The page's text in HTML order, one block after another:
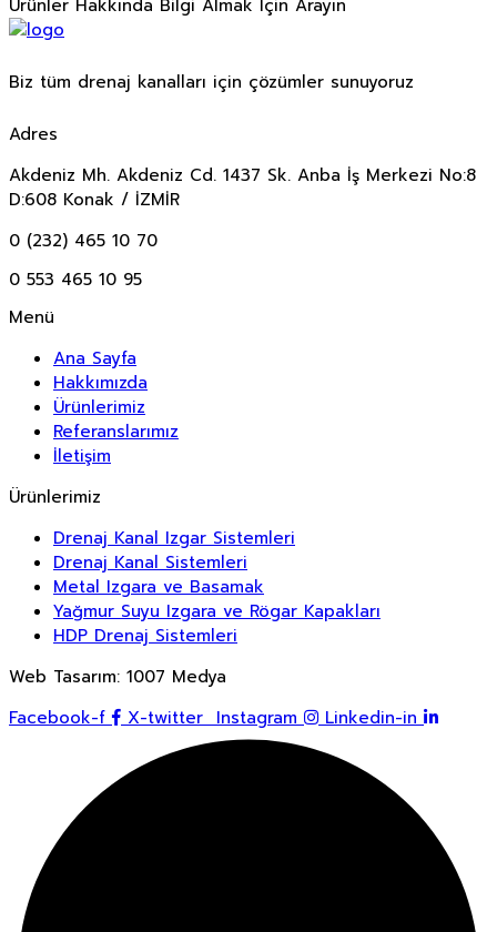
Ürünler Hakkında Bilgi Almak İçin Arayın
Biz tüm drenaj kanalları için çözümler sunuyoruz
Adres
Akdeniz Mh. Akdeniz Cd. 1437 Sk. Anba İş Merkezi No:8
D:608 Konak / İZMİR
0 (232) 465 10 70
0 553 465 10 95
Menü
Ana Sayfa
Hakkımızda
Ürünlerimiz
Referanslarımız
İletişim
Ürünlerimiz
Drenaj Kanal Izgar Sistemleri
Drenaj Kanal Sistemleri
Metal Izgara ve Basamak
Yağmur Suyu Izgara ve Rögar Kapakları
HDP Drenaj Sistemleri
Web Tasarım: 1007 Medya
Facebook-f
X-twitter Instagram Linkedin-in